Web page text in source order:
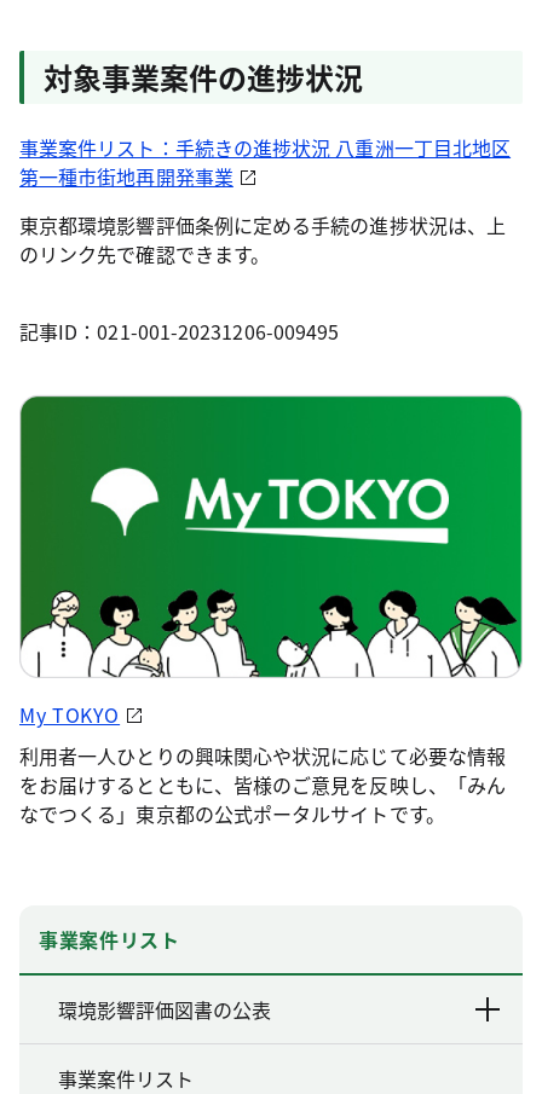
対象事業案件の進捗状況
事業案件リスト：手続きの進捗状況 八重洲一丁目北地区
第一種市街地再開発事業
東京都環境影響評価条例に定める手続の進捗状況は、上
のリンク先で確認できます。
記事ID：021-001-20231206-009495
My TOKYO
利用者一人ひとりの興味関心や状況に応じて必要な情報
をお届けするとともに、皆様のご意見を反映し、「みん
なでつくる」東京都の公式ポータルサイトです。
事業案件リスト
環境影響評価図書の公表
事業案件リスト